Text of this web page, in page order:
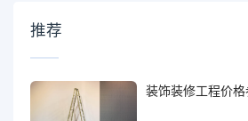
推荐
装饰装修工程价格